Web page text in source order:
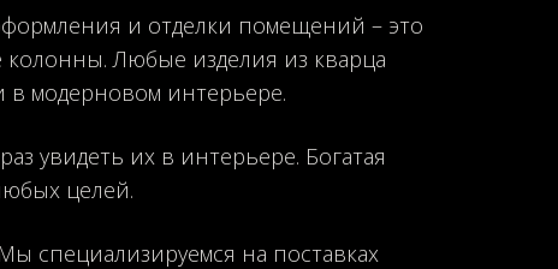
и отделки помещений – это
Любые изделия из кварца
в модерновом интерьере.
увидеть их в интерьере. Богатая
целей.
специализируемся на поставках